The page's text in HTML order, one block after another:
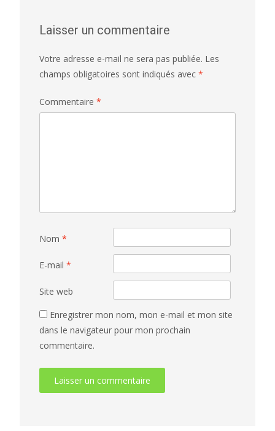
Laisser un commentaire
Votre adresse e-mail ne sera pas publiée. Les
champs obligatoires sont indiqués avec *
Commentaire *
Nom *
E-mail *
Site web
Enregistrer mon nom, mon e-mail et mon site
dans le navigateur pour mon prochain
commentaire.